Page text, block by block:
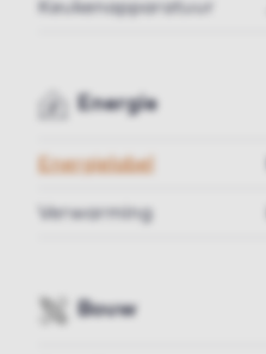
Keukenapparatuur
Energie
Energielabel
Verwarming
Bouw